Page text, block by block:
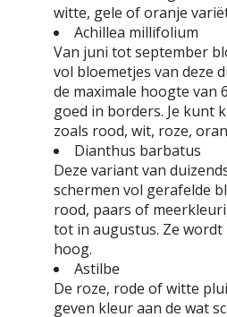
witte, gele of oranje
Achillea millifolium
Van juni tot september
vol bloemetjes van deze
de maximale hoogte van
goed in borders. Je kunt
zoals rood, wit, roze,
Dianthus barbatus
Deze variant van
schermen vol gerafelde
rood, paars of
tot in augustus. Ze wordt
hoog.
Astilbe
De roze, rode of witte
geven kleur aan de wat